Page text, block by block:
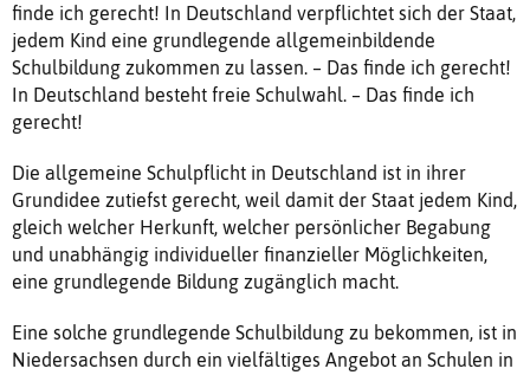
ﬁnde ich gerecht! In Deutschland verpﬂichtet sich der Staat,
jedem Kind eine grundlegende allgemeinbildende
Schulbildung zukommen zu lassen. – Das ﬁnde ich gerecht!
In Deutschland besteht freie Schulwahl. – Das ﬁnde ich
gerecht!
Die allgemeine Schulpﬂicht in Deutschland ist in ihrer
Grundidee zutiefst gerecht, weil damit der Staat jedem Kind,
gleich welcher Herkunft, welcher persönlicher Begabung
und unabhängig individueller ﬁnanzieller Möglichkeiten,
eine grundlegende Bildung zugänglich macht.
Eine solche grundlegende Schulbildung zu bekommen, ist in
Niedersachsen durch ein vielfältiges Angebot an Schulen in